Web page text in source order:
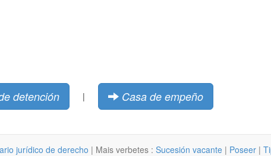
detención | Casa de empeño
jurídico de derecho | Mais verbetes : Sucesión vacante | Poseer |